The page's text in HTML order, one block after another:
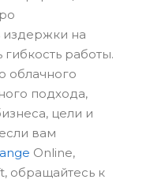
издержки на
работы.
облачного
подхода,
цели и
вам
Online,
обращайтесь к